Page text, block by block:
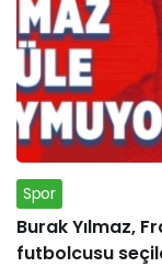
Spor
Burak Yılmaz,
futbolcusu